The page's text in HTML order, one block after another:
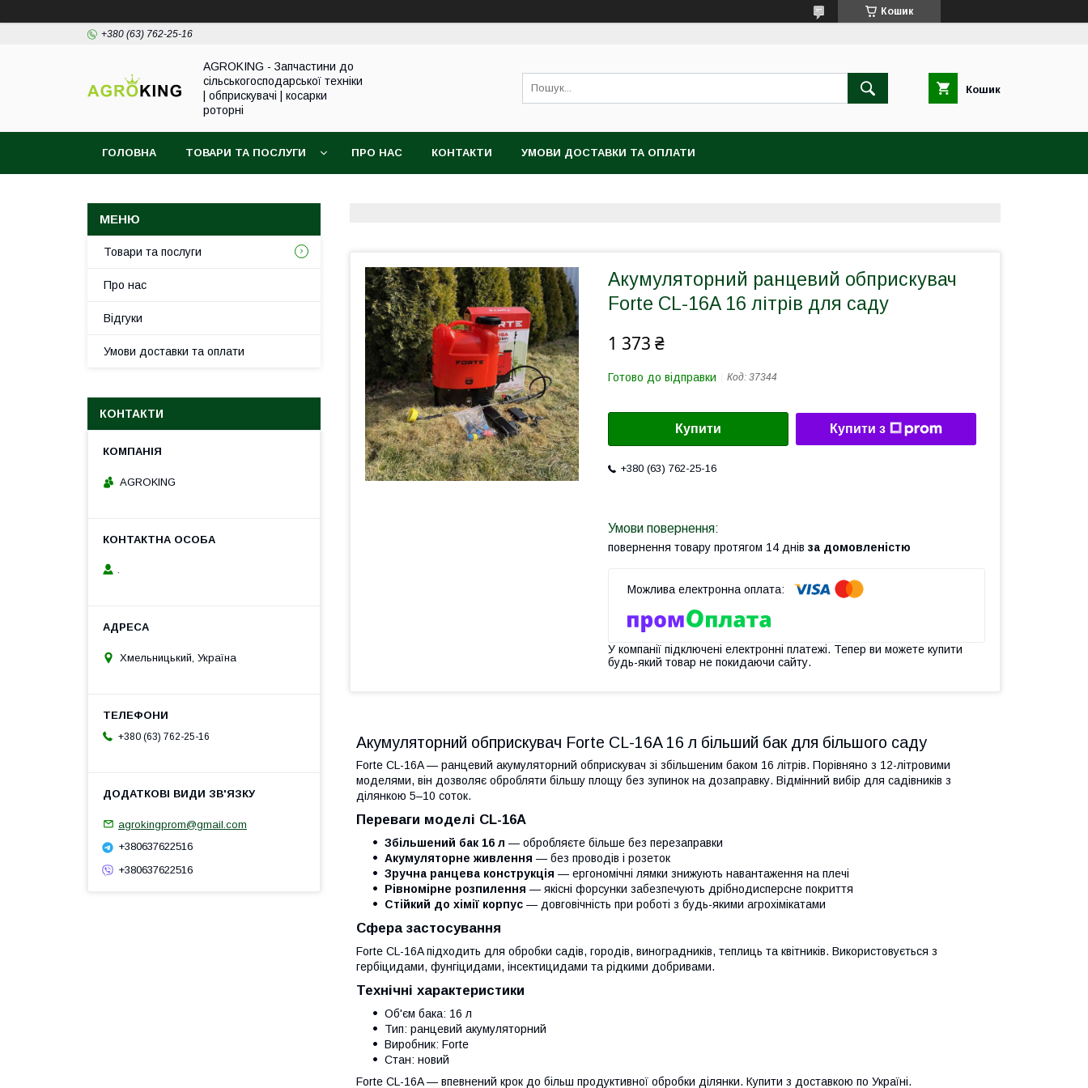
Кошик
+380 (63) 762-25-16
AGROKING - Запчастини до
сільськогосподарської техніки
| обприскувачі | косарки
роторні
Кошик
ГОЛОВНА ТОВАРИ ТА ПОСЛУГИ ПРО НАС КОНТАКТИ УМОВИ ДОСТАВКИ ТА ОПЛАТИ
Акумуляторний ранцевий обприскувач
Forte CL-16A 16 літрів для саду
1 373 ₴
Готово до відправки Код: 37344
Купити Купити з
+380 (63) 762-25-16
повернення товару протягом 14 днів за домовленістю
У компанії підключені електронні платежі. Тепер ви можете купити
будь-який товар не покидаючи сайту.
Акумуляторний обприскувач Forte CL-16A 16 л більший бак для більшого саду
Forte CL-16A — ранцевий акумуляторний обприскувач зі збільшеним баком 16 літрів. Порівняно з 12-літровими
моделями, він дозволяє обробляти більшу площу без зупинок на дозаправку. Відмінний вибір для садівників з
ділянкою 5–10 соток.
Переваги моделі CL-16A
Збільшений бак 16 л — обробляєте більше без перезаправки
Акумуляторне живлення — без проводів і розеток
Зручна ранцева конструкція — ергономічні лямки знижують навантаження на плечі
Рівномірне розпилення — якісні форсунки забезпечують дрібнодисперсне покриття
Стійкий до хімії корпус — довговічність при роботі з будь-якими агрохімікатами
Сфера застосування
Forte CL-16A підходить для обробки садів, городів, виноградників, теплиць та квітників. Використовується з
гербіцидами, фунгіцидами, інсектицидами та рідкими добривами.
Технічні характеристики
Об'єм бака: 16 л
Тип: ранцевий акумуляторний
Виробник: Forte
Стан: новий
Forte CL-16A — впевнений крок до більш продуктивної обробки ділянки. Купити з доставкою по Україні.
Товари та послуги
Про нас
Відгуки
Умови доставки та оплати
КОНТАКТИ
AGROKING
.
Хмельницький, Україна
+380 (63) 762-25-16
agrokingprom@gmail.com
+380637622516
+380637622516